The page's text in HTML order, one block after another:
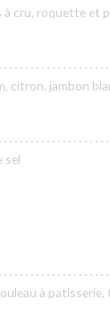
cru, roquette et
citron, jambon
sel
à